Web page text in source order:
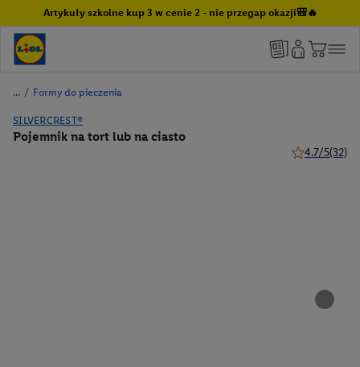
Artykuły szkolne kup 3 w cenie 2 - nie przegap okazji🎒🔥
/ Formy do pieczenia
SILVERCREST®
Pojemnik na tort lub na ciasto
4.7/5(32)